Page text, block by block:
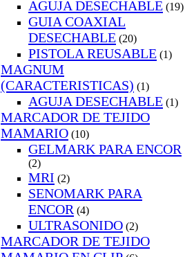
AGUJA DESECHABLE (19)
GUIA COAXIAL
DESECHABLE (20)
PISTOLA REUSABLE (1)
MAGNUM
(CARACTERISTICAS) (1)
AGUJA DESECHABLE (1)
MARCADOR DE TEJIDO
MAMARIO (10)
GELMARK PARA ENCOR
(2)
MRI (2)
SENOMARK PARA
ENCOR (4)
ULTRASONIDO (2)
MARCADOR DE TEJIDO